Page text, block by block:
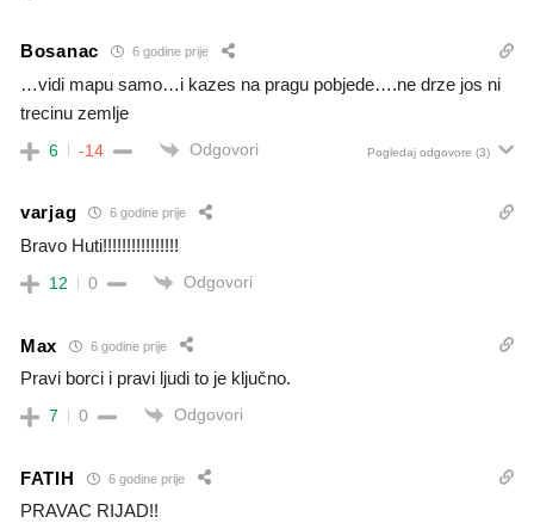
Bosanac 6 godine prije
…vidi mapu samo…i kazes na pragu pobjede….ne drze jos ni
trecinu zemlje
6 -14 Odgovori Pogledaj odgovore (3)
varjag 6 godine prije
Bravo Huti!!!!!!!!!!!!!!!!
12 0 Odgovori
Max 6 godine prije
Pravi borci i pravi ljudi to je ključno.
7 0 Odgovori
FATIH 6 godine prije
PRAVAC RIJAD!!